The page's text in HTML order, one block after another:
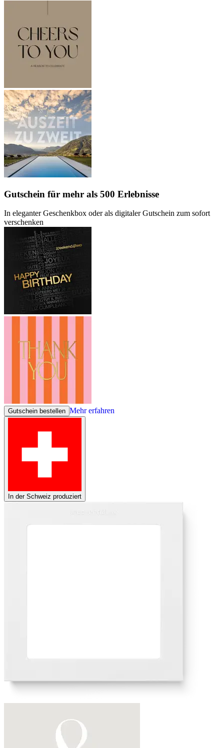
Gutschein für mehr als 500 Erlebnisse
In eleganter Geschenkbox oder als digitaler Gutschein zum sofort
verschenken
Gutschein bestellen Mehr erfahren
In der Schweiz produziert